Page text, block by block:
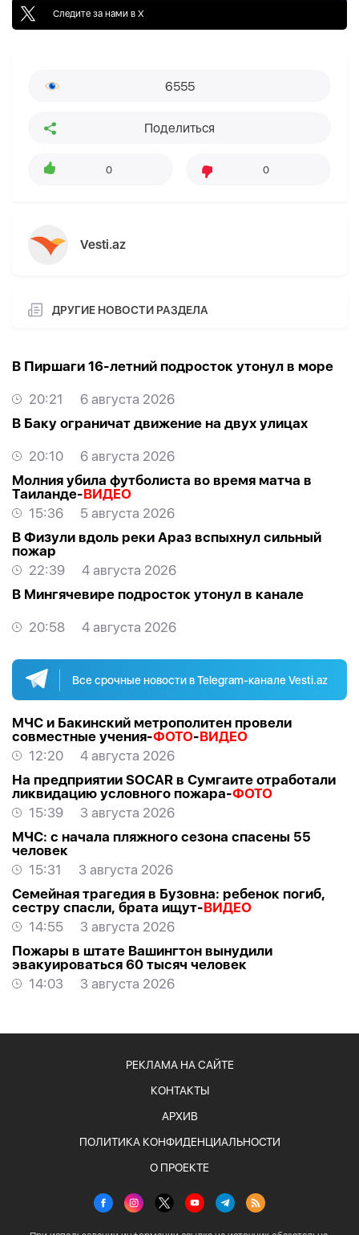
Следите за нами в X
6555
Поделиться
0 0
Vesti.az
ДРУГИЕ НОВОСТИ РАЗДЕЛА
В Пиршаги 16-летний подросток утонул в море
20:21
6 августа 2026
В Баку ограничат движение на двух улицах
20:10
6 августа 2026
Молния убила футболиста во время матча в
Таиланде-ВИДЕО
15:36
5 августа 2026
В Физули вдоль реки Араз вспыхнул сильный
пожар
22:39
4 августа 2026
В Мингячевире подросток утонул в канале
20:58 4 августа 2026
Все срочные новости в Telegram-канале Vesti.az
МЧС и Бакинский метрополитен провели
совместные учения-ФОТО-ВИДЕО
12:20
4 августа 2026
На предприятии SOCAR в Сумгаите отработали
ликвидацию условного пожара-ФОТО
15:39
3 августа 2026
МЧС: с начала пляжного сезона спасены 55
человек
15:31
3 августа 2026
Семейная трагедия в Бузовна: ребенок погиб,
сестру спасли, брата ищут-ВИДЕО
14:55
3 августа 2026
Пожары в штате Вашингтон вынудили
эвакуироваться 60 тысяч человек
14:03
3 августа 2026
РЕКЛАМА НА САЙТЕ
КОНТАКТЫ
АРХИВ
ПОЛИТИКА КОНФИДЕНЦИАЛЬНОСТИ
О ПРОЕКТЕ